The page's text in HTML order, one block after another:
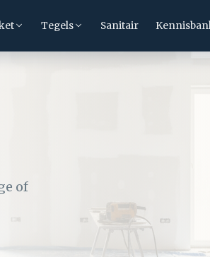
Tegels Sanitair
of